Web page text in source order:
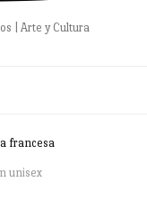
| Arte y Cultura
francesa
unisex